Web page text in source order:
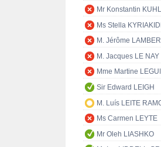
Mr Konstantin
Ms Stella
M. Jérôme
M. Jacques LE NAY
Mme Martine
Sir Edward LEIGH
M. Luís LEITE
Ms Carmen LEYTE
Mr Oleh LIASHKO